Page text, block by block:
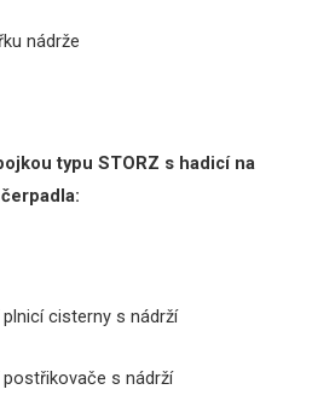
nádrže
typu STORZ s hadicí na
cisterny s nádrží
s nádrží